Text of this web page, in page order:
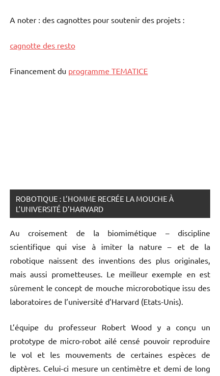
A noter : des cagnottes pour soutenir des projets :
cagnotte des resto
Financement du programme TEMATICE
ROBOTIQUE : L’HOMME RECRÉE LA MOUCHE À
L’UNIVERSITÉ D’HARVARD
Au croisement de la biomimétique – discipline
scientifique qui vise à imiter la nature – et de la
robotique naissent des inventions des plus originales,
mais aussi prometteuses. Le meilleur exemple en est
sûrement le concept de mouche microrobotique issu des
laboratoires de l’université d’Harvard (Etats-Unis).
L’équipe du professeur Robert Wood y a conçu un
prototype de micro-robot ailé censé pouvoir reproduire
le vol et les mouvements de certaines espèces de
diptères. Celui-ci mesure un centimètre et demi de long